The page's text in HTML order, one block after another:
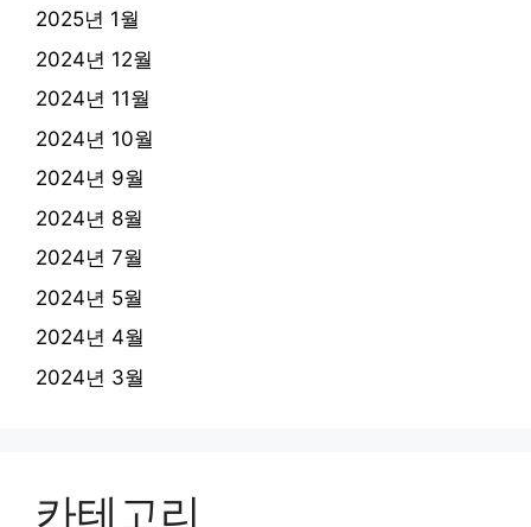
2025년 1월
2024년 12월
2024년 11월
2024년 10월
2024년 9월
2024년 8월
2024년 7월
2024년 5월
2024년 4월
2024년 3월
카테고리